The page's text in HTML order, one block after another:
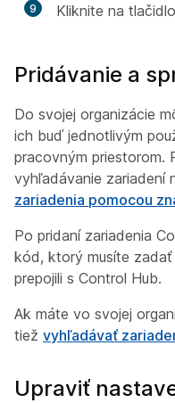
9 Kliknite na tlačidlo
Pridávanie a
Do svojej organizácie
ich buď jednotlivým
pracovným priestorom.
vyhľadávanie zariadení
zariadenia pomocou
Po pridaní zariadenia
kód, ktorý musíte
prepojili s Control Hub.
Ak máte vo svojej
tiež vyhľadávať
Upraviť